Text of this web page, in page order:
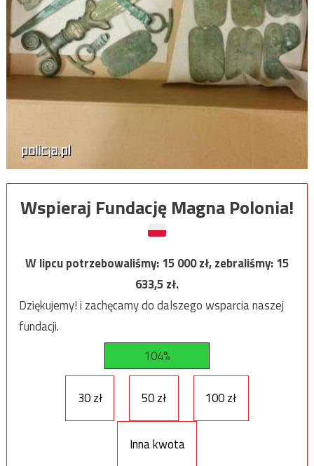
Wspieraj Fundację Magna Polonia!
W lipcu potrzebowaliśmy:15 000zł, zebraliśmy:15
633,5zł.
Dziękujemy! i zachęcamy do dalszego wsparcia naszej
fundacji.
104%
30 zł 50 zł 100 zł
Inna kwota